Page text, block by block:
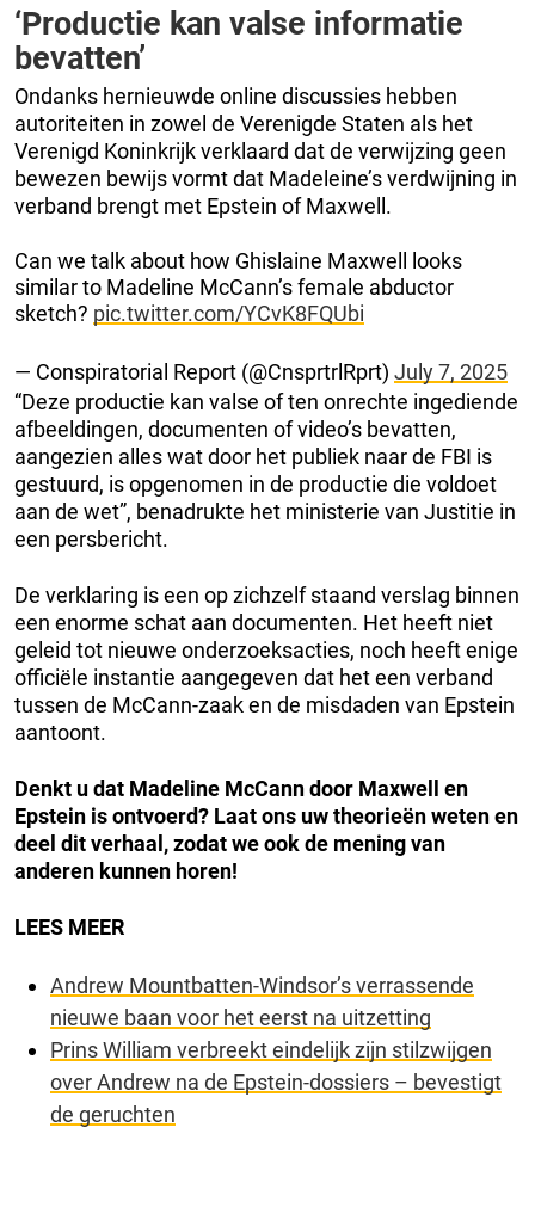
‘Productie kan valse informatie
bevatten’
Ondanks hernieuwde online discussies hebben
autoriteiten in zowel de Verenigde Staten als het
Verenigd Koninkrijk verklaard dat de verwijzing geen
bewezen bewijs vormt dat Madeleine’s verdwijning in
verband brengt met Epstein of Maxwell.
Can we talk about how Ghislaine Maxwell looks
similar to Madeline McCann’s female abductor
sketch? pic.twitter.com/YCvK8FQUbi
— Conspiratorial Report (@CnsprtrlRprt) July 7, 2025
“Deze productie kan valse of ten onrechte ingediende
afbeeldingen, documenten of video’s bevatten,
aangezien alles wat door het publiek naar de FBI is
gestuurd, is opgenomen in de productie die voldoet
aan de wet”, benadrukte het ministerie van Justitie in
een persbericht.
De verklaring is een op zichzelf staand verslag binnen
een enorme schat aan documenten. Het heeft niet
geleid tot nieuwe onderzoeksacties, noch heeft enige
officiële instantie aangegeven dat het een verband
tussen de McCann-zaak en de misdaden van Epstein
aantoont.
Denkt u dat Madeline McCann door Maxwell en
Epstein is ontvoerd? Laat ons uw theorieën weten en
deel dit verhaal, zodat we ook de mening van
anderen kunnen horen!
LEES MEER
Andrew Mountbatten-Windsor’s verrassende
nieuwe baan voor het eerst na uitzetting
Prins William verbreekt eindelijk zijn stilzwijgen
over Andrew na de Epstein-dossiers – bevestigt
de geruchten